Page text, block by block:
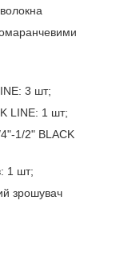
3 шт;
LINE: 1 шт;
1/2" BLACK
1 шт;
зрошувач